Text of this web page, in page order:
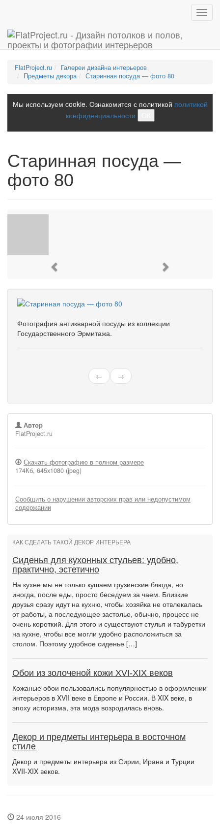
FlatProject.ru
Галереи дизайна интерьеров
Предметы декора
Старинная посуда — фото 80
Мы используем cookie. Ознакомится с политикой политикой
конфиденциальности
Старинная посуда —
фото 80
Фотография антикварной посуды из коллекции
Государственного Эрмитажа.
← →
Автор
FlatProject.ru
Скачать фотографию в полном размере
174Кб, 645x1080 (jpeg)
Сообщить о нарушении авторских прав или недопустимом
содержании
КАК СДЕЛАТЬ ТАКОЙ ДЕКОР ИНТЕРЬЕРА
Сиденья для кухонных стульев: удобно,
практично, эстетично
На кухне мы не только кушаем грузинские блюда, но
иногда, после еды, просто беседуем за чаем. Близкие
друзья сразу идут на кухню, чтобы хозяйка не отвлекалась
от работы, а последующее застолье, обычно, процесс не
очень короткий. Для этого и существуют стулья и табуретки
на кухне, чтобы все могли удобно расположиться за
столом. Поэтому удобное сиденье […]
Обои из золоченой кожи XVI-XIX веков
Кожаные обои пользовались популярностью в оформлении
интерьеров в XVII веке в Европе и России. В XIX веке, в
эпоху историзма, эта мода возродилась вновь.
Декор и предметы интерьера в восточном
стиле
Декор и предметы интерьера из Сирии, Ирана и Турции
XVII-XIX веков.
24 июля 2016